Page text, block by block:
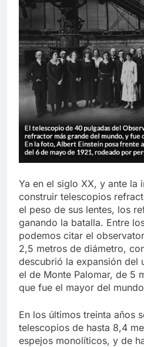
Ya en el siglo XX, y ante la
construir telescopios
el peso de sus lentes, los
ganando la batalla. Entre
podemos citar el
2,5 metros de diámetro,
descubrió la expansión del
el de Monte Palomar, de 5
que fue el mayor del
En los últimos treinta años
telescopios de hasta 8,4
espejos monolíticos, y de